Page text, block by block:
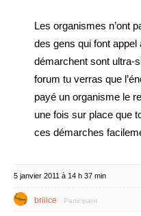
Les organismes n’ont
des gens qui font appel
démarchent sont ultra-
forum tu verras que
payé un organisme le
une fois sur place que
ces démarches
5 janvier 2011 à 14 h 37 min
briiice Participant